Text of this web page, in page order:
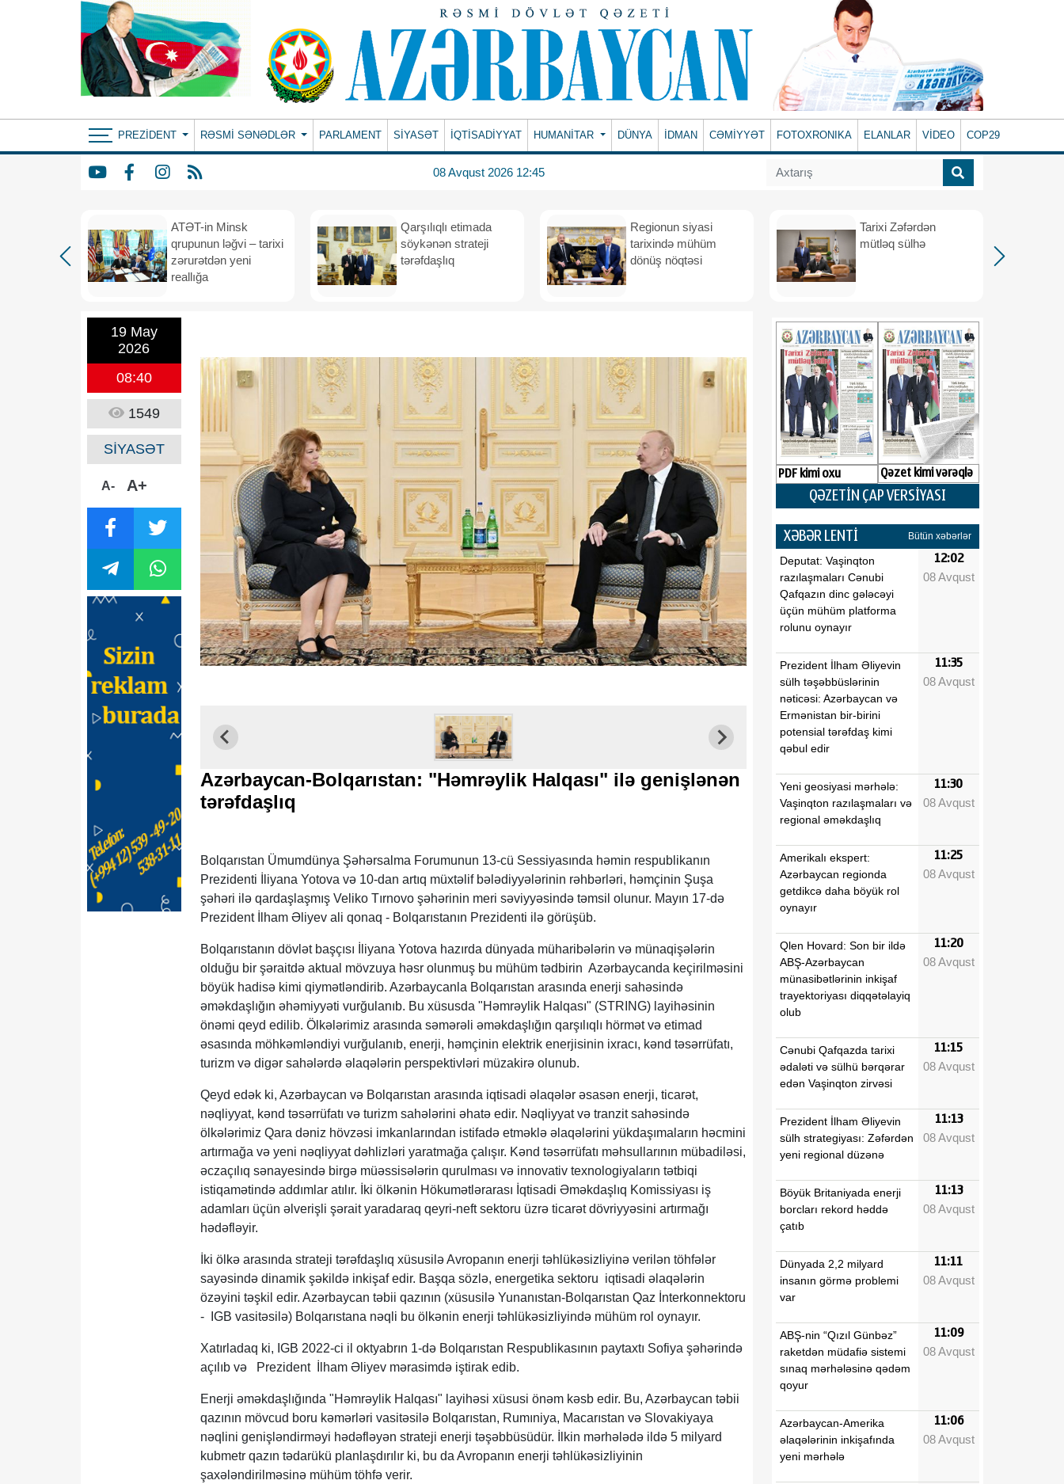
PREZIDENT RƏSMI SƏNƏDLƏR PARLAMENT SİYASƏT İQTİSADİYYAT HUMANITAR DÜNYA İDMAN CƏMİYYƏT FOTOXRONIKA ELANLAR VİDEO COP29
08 Avqust 2026 12:45
ATƏT-in Minsk
qrupunun ləğvi – tarixi
zərurətdən yeni
reallığa
Qarşılıqlı etimada
söykənən strateji
tərəfdaşlıq
Regionun siyasi
tarixində mühüm
dönüş nöqtəsi
Tarixi Zəfərdən
mütləq sülhə
19 May
2026
08:40
1549
SİYASƏT
A- A+
Azərbaycan-Bolqarıstan: "Həmrəylik Halqası" ilə genişlənən
tərəfdaşlıq
Bolqarıstan Ümumdünya Şəhərsalma Forumunun 13-cü Sessiyasında həmin respublikanın
Prezidenti İliyana Yotova və 10-dan artıq müxtəlif bələdiyyələrinin rəhbərləri, həmçinin Şuşa
şəhəri ilə qardaşlaşmış Veliko Tırnovo şəhərinin meri səviyyəsində təmsil olunur. Mayın 17-də
Prezident İlham Əliyev ali qonaq - Bolqarıstanın Prezidenti ilə görüşüb.
Bolqarıstanın dövlət başçısı İliyana Yotova hazırda dünyada müharibələrin və münaqişələrin
olduğu bir şəraitdə aktual mövzuya həsr olunmuş bu mühüm tədbirin Azərbaycanda keçirilməsini
böyük hadisə kimi qiymətləndirib. Azərbaycanla Bolqarıstan arasında enerji sahəsində
əməkdaşlığın əhəmiyyəti vurğulanıb. Bu xüsusda "Həmrəylik Halqası" (STRING) layihəsinin
önəmi qeyd edilib. Ölkələrimiz arasında səmərəli əməkdaşlığın qarşılıqlı hörmət və etimad
əsasında möhkəmləndiyi vurğulanıb, enerji, həmçinin elektrik enerjisinin ixracı, kənd təsərrüfatı,
turizm və digər sahələrdə əlaqələrin perspektivləri müzakirə olunub.
Qeyd edək ki, Azərbaycan və Bolqarıstan arasında iqtisadi əlaqələr əsasən enerji, ticarət,
nəqliyyat, kənd təsərrüfatı və turizm sahələrini əhatə edir. Nəqliyyat və tranzit sahəsində
ölkələrimiz Qara dəniz hövzəsi imkanlarından istifadə etməklə əlaqələrini yükdaşımaların həcmini
artırmağa və yeni nəqliyyat dəhlizləri yaratmağa çalışır. Kənd təsərrüfatı məhsullarının mübadiləsi,
əczaçılıq sənayesində birgə müəssisələrin qurulması və innovativ texnologiyaların tətbiqi
istiqamətində addımlar atılır. İki ölkənin Hökumətlərarası İqtisadi Əməkdaşlıq Komissiyası iş
adamları üçün əlverişli şərait yaradaraq qeyri-neft sektoru üzrə ticarət dövriyyəsini artırmağı
hədəfləyir.
İki ölkə arasında strateji tərəfdaşlıq xüsusilə Avropanın enerji təhlükəsizliyinə verilən töhfələr
sayəsində dinamik şəkildə inkişaf edir. Başqa sözlə, energetika sektoru iqtisadi əlaqələrin
özəyini təşkil edir. Azərbaycan təbii qazının (xüsusilə Yunanıstan-Bolqarıstan Qaz İnterkonnektoru
- IGB vasitəsilə) Bolqarıstana nəqli bu ölkənin enerji təhlükəsizliyində mühüm rol oynayır.
Xatırladaq ki, IGB 2022-ci il oktyabrın 1-də Bolqarıstan Respublikasının paytaxtı Sofiya şəhərində
açılıb və Prezident İlham Əliyev mərasimdə iştirak edib.
Enerji əməkdaşlığında "Həmrəylik Halqası" layihəsi xüsusi önəm kəsb edir. Bu, Azərbaycan təbii
qazının mövcud boru kəmərləri vasitəsilə Bolqarıstan, Rumıniya, Macarıstan və Slovakiyaya
nəqlini genişləndirməyi hədəfləyən strateji enerji təşəbbüsüdür. İlkin mərhələdə ildə 5 milyard
kubmetr qazın tədarükü planlaşdırılır ki, bu da Avropanın enerji təhlükəsizliyinin
şaxələndirilməsinə mühüm töhfə verir.
PDF kimi oxu Qəzet kimi vərəqlə
QƏZETİN ÇAP VERSİYASI
XƏBƏR LENTİ Bütün xəbərlər
Deputat: Vaşinqton
razılaşmaları Cənubi
Qafqazın dinc gələcəyi
üçün mühüm platforma
rolunu oynayır
12:02
08 Avqust
Prezident İlham Əliyevin
sülh təşəbbüslərinin
nəticəsi: Azərbaycan və
Ermənistan bir-birini
potensial tərəfdaş kimi
qəbul edir
11:35
08 Avqust
Yeni geosiyasi mərhələ:
Vaşinqton razılaşmaları və
regional əməkdaşlıq
11:30
08 Avqust
Amerikalı ekspert:
Azərbaycan regionda
getdikcə daha böyük rol
oynayır
11:25
08 Avqust
Qlen Hovard: Son bir ildə
ABŞ-Azərbaycan
münasibətlərinin inkişaf
trayektoriyası diqqətəlayiq
olub
11:20
08 Avqust
Cənubi Qafqazda tarixi
ədaləti və sülhü bərqərar
edən Vaşinqton zirvəsi
11:15
08 Avqust
Prezident İlham Əliyevin
sülh strategiyası: Zəfərdən
yeni regional düzənə
11:13
08 Avqust
Böyük Britaniyada enerji
borcları rekord həddə
çatıb
11:13
08 Avqust
Dünyada 2,2 milyard
insanın görmə problemi
var
11:11
08 Avqust
ABŞ-nin “Qızıl Günbəz”
raketdən müdafiə sistemi
sınaq mərhələsinə qədəm
qoyur
11:09
08 Avqust
Azərbaycan-Amerika
əlaqələrinin inkişafında
yeni mərhələ
11:06
08 Avqust